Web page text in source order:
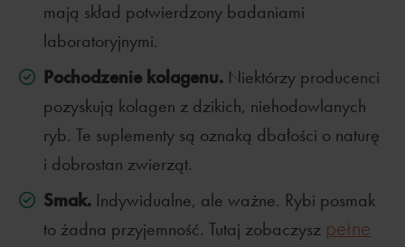
mają skład potwierdzony badaniami
laboratoryjnymi.
Pochodzenie kolagenu. Niektórzy producenci
pozyskują kolagen z dzikich, niehodowlanych
ryb. Te suplementy są oznaką dbałości o naturę
i dobrostan zwierząt.
Smak. Indywidualne, ale ważne. Rybi posmak
to żadna przyjemność. Tutaj zobaczysz pełne